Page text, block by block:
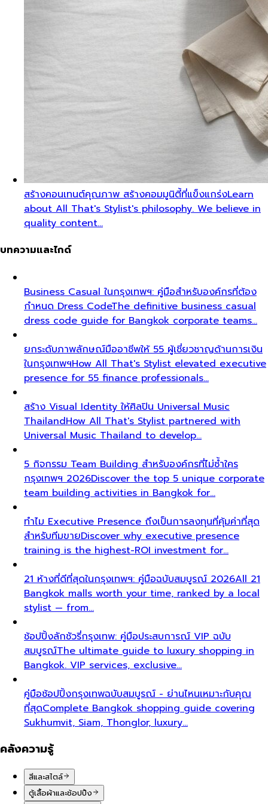
สร้างคอนเทนต์คุณภาพ สร้างคอมมูนิตี้ที่แข็งแกร่งLearn
about All That's Stylist's philosophy. We believe in
quality content…
บทความและไกด์
Business Casual ในกรุงเทพฯ: คู่มือสำหรับองค์กรที่ต้อง
กำหนด Dress CodeThe definitive business casual
dress code guide for Bangkok corporate teams…
ยกระดับภาพลักษณ์มืออาชีพให้ 55 ผู้เชี่ยวชาญด้านการเงิน
ในกรุงเทพฯHow All That's Stylist elevated executive
presence for 55 finance professionals…
สร้าง Visual Identity ให้ศิลปิน Universal Music
ThailandHow All That's Stylist partnered with
Universal Music Thailand to develop…
5 กิจกรรม Team Building สำหรับองค์กรที่ไม่ซ้ำใคร
กรุงเทพฯ 2026Discover the top 5 unique corporate
team building activities in Bangkok for…
ทำไม Executive Presence ถึงเป็นการลงทุนที่คุ้มค่าที่สุด
สำหรับทีมขายDiscover why executive presence
training is the highest-ROI investment for…
21 ห้างที่ดีที่สุดในกรุงเทพฯ: คู่มือฉบับสมบูรณ์ 2026All 21
Bangkok malls worth your time, ranked by a local
stylist — from…
ช้อปปิ้งลักชัวรี่กรุงเทพ: คู่มือประสบการณ์ VIP ฉบับ
สมบูรณ์The ultimate guide to luxury shopping in
Bangkok. VIP services, exclusive…
คู่มือช้อปปิ้งกรุงเทพฉบับสมบูรณ์ - ย่านไหนเหมาะกับคุณ
ที่สุดComplete Bangkok shopping guide covering
Sukhumvit, Siam, Thonglor, luxury…
คลังความรู้
สีและสไตล์
ตู้เสื้อผ้าและช้อปปิ้ง